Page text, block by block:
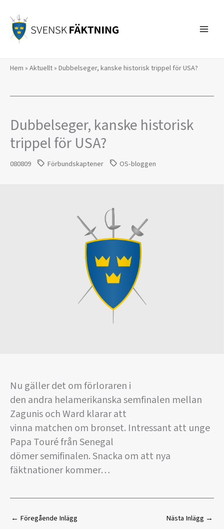
innehåll
Hem » Aktuellt» Dubbelseger, kanske historisk trippel för USA?
Dubbelseger, kanske historisk
trippel för USA?
080809 Förbundskaptener OS-bloggen
Nu gäller det om förloraren i
den andra helamerikanska semfinalen mellan
Zagunis och Ward klarar att
vinna matchen om bronset. Intressant att unge
Papa Touré från Senegal
dömer semifinalen. Snacka om att nya
fäktnationer kommer…
← Föregående Inlägg Nästa Inlägg →